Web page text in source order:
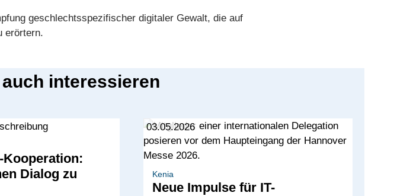
geschlechtsspezifischer digitaler Gewalt, die auf
erörtern.
interessieren
Kooperation:
Dialog zu
03.05.2026
Kenia
Neue Impulse für IT-